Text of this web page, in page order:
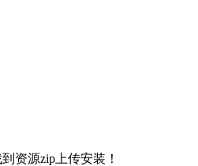
资源zip上传安装！